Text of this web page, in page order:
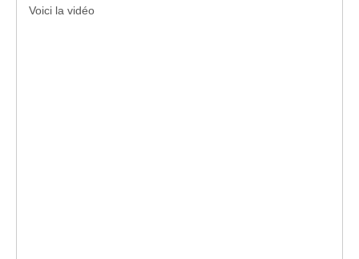
Voici la vidéo